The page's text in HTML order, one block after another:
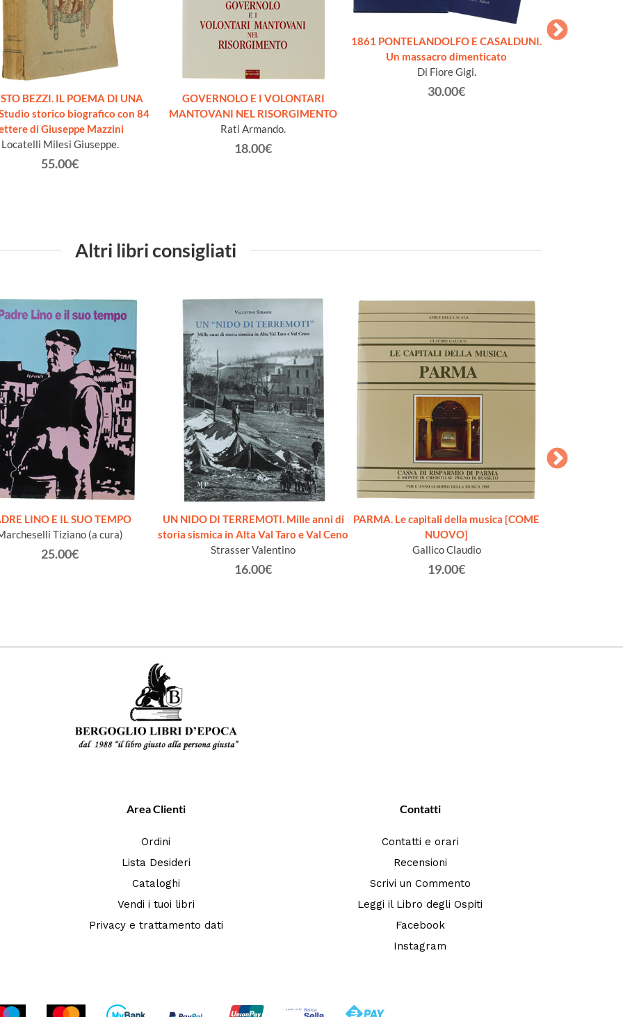
BEZZI. IL POEMA DI UNA
storico biografico con 84
di Giuseppe Mazzini
Locatelli Milesi Giuseppe.
55.00€
GOVERNOLO E I VOLONTARI
MANTOVANI NEL RISORGIMENTO
Rati Armando.
18.00€
1861 PONTELANDOLFO E CASALDUNI.
Un massacro dimenticato
Di Fiore Gigi.
30.00€
Altri libri consigliati
LINO E IL SUO TEMPO
Tiziano (a cura)
25.00€
UN NIDO DI TERREMOTI. Mille anni di
storia sismica in Alta Val Taro e Val Ceno
Strasser Valentino
16.00€
PARMA. Le capitali della musica [COME
NUOVO]
Gallico Claudio
19.00€
Area Clienti
Ordini
Lista Desideri
Cataloghi
Vendi i tuoi libri
Privacy e trattamento dati
Contatti
Contatti e orari
Recensioni
Scrivi un Commento
Leggi il Libro degli Ospiti
Facebook
Instagram